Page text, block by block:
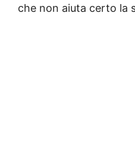
che non aiuta certo la